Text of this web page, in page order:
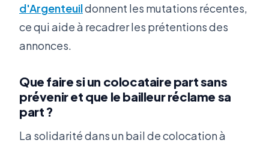
d'Argenteuildonnent les mutations récentes,
ce qui aide à recadrer les prétentions des
annonces.
Que faire si un colocataire part sans
prévenir et que le bailleur réclame sa
part ?
La solidarité dans un bail de colocation à